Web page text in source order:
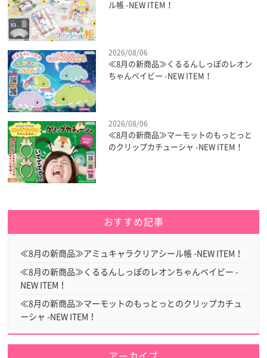
ル帳 -NEW ITEM！
2026/08/06
≪8月の新商品≫くるるんしっぽのレオン
ちゃんベイビー -NEW ITEM！
2026/08/06
≪8月の新商品≫マーモットのもっとっと
のクリップカチューシャ -NEW ITEM！
おすすめ記事
≪8月の新商品≫アミュキャラクリアシール帳 -NEW ITEM！
≪8月の新商品≫くるるんしっぽのレオンちゃんベイビー -
NEW ITEM！
≪8月の新商品≫マーモットのもっとっとのクリップカチュ
ーシャ -NEW ITEM！